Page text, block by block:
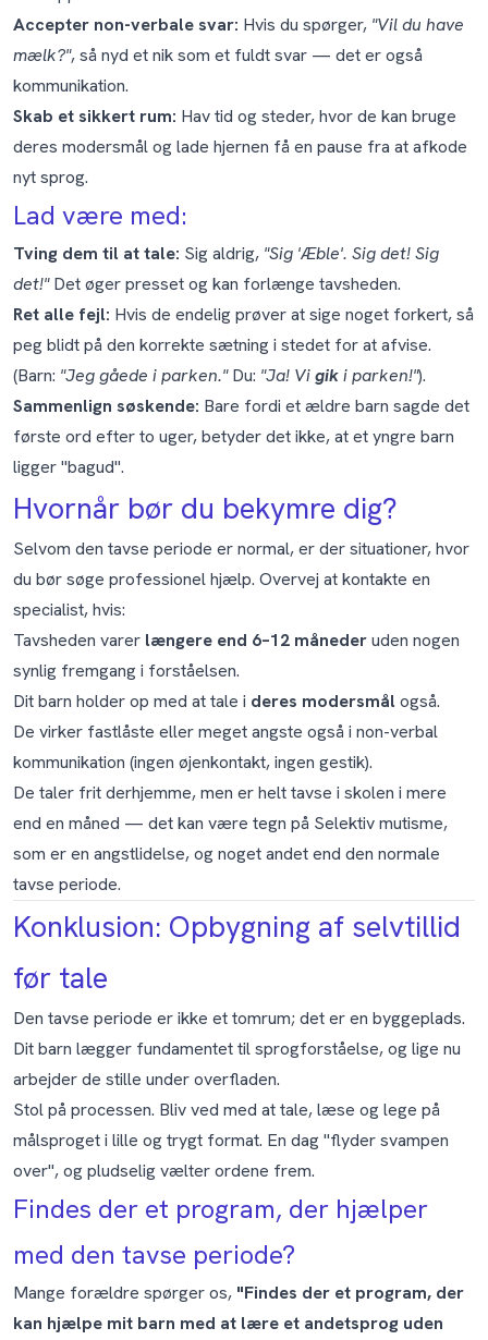
Accepter non-verbale svar: Hvis du spørger, "Vil du have
mælk?", så nyd et nik som et fuldt svar — det er også
kommunikation.
Skab et sikkert rum: Hav tid og steder, hvor de kan bruge
deres modersmål og lade hjernen få en pause fra at afkode
nyt sprog.
Lad være med:
Tving dem til at tale: Sig aldrig, "Sig 'Æble'. Sig det! Sig
det!"Det øger presset og kan forlænge tavsheden.
Ret alle fejl: Hvis de endelig prøver at sige noget forkert, så
peg blidt på den korrekte sætning i stedet for at afvise.
(Barn: "Jeg gåede i parken."Du: "Ja! Vigiki parken!").
Sammenlign søskende: Bare fordi et ældre barn sagde det
første ord efter to uger, betyder det ikke, at et yngre barn
ligger "bagud".
Hvornår bør du bekymre dig?
Selvom den tavse periode er normal, er der situationer, hvor
du bør søge professionel hjælp. Overvej at kontakte en
specialist, hvis:
Tavsheden varer længere end 6–12 månederuden nogen
synlig fremgang i forståelsen.
Dit barn holder op med at tale i deres modersmålogså.
De virker fastlåste eller meget angste også i non-verbal
kommunikation (ingen øjenkontakt, ingen gestik).
De taler frit derhjemme, men er helt tavse i skolen i mere
end en måned — det kan være tegn på Selektiv mutisme,
som er en angstlidelse, og noget andet end den normale
tavse periode.
Konklusion: Opbygning af selvtillid
før tale
Den tavse periode er ikke et tomrum; det er en byggeplads.
Dit barn lægger fundamentet til sprogforståelse, og lige nu
arbejder de stille under overfladen.
Stol på processen. Bliv ved med at tale, læse og lege på
målsproget i lille og trygt format. En dag "flyder svampen
over", og pludselig vælter ordene frem.
Findes der et program, der hjælper
med den tavse periode?
Mange forældre spørger os, "Findes der et program, der
kan hjælpe mit barn med at lære et andetsprog uden